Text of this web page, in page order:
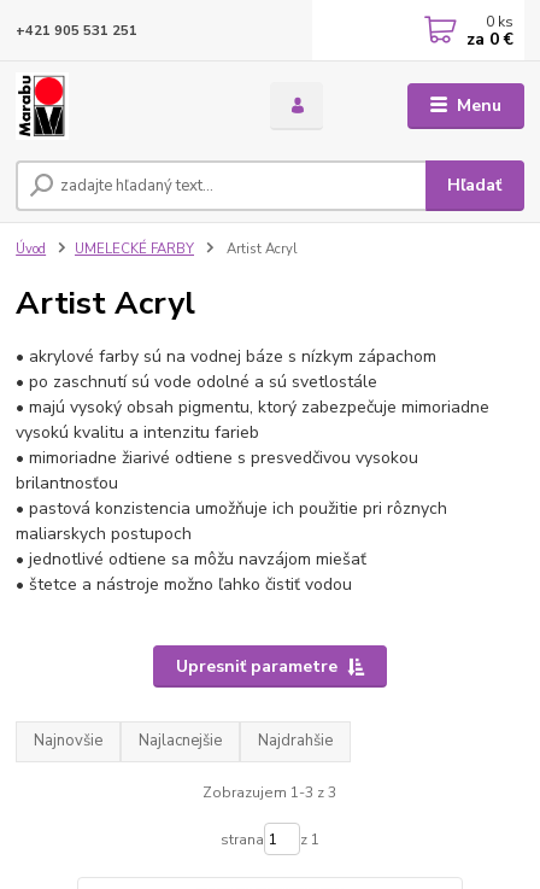
Menu
Hľadať
+421 905 531 251 0 ks
za 0 €
Úvod UMELECKÉ FARBY Artist Acryl
Artist Acryl
• akrylové farby sú na vodnej báze s nízkym zápachom
• po zaschnutí sú vode odolné a sú svetlostále
• majú vysoký obsah pigmentu, ktorý zabezpečuje mimoriadne
vysokú kvalitu a intenzitu farieb
• mimoriadne žiarivé odtiene s presvedčivou vysokou
brilantnosťou
• pastová konzistencia umožňuje ich použitie pri rôznych
maliarskych postupoch
• jednotlivé odtiene sa môžu navzájom miešať
• štetce a nástroje možno ľahko čistiť vodou
Upresniť parametre
Najnovšie Najlacnejšie Najdrahšie
Zobrazujem 1-3 z 3
strana z 1